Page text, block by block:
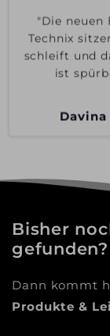
"Die neuen
Technix
schleift und
ist
Davina
Bisher
gefunden?
Dann kommt
Produkte &